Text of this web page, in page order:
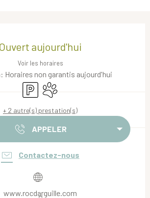
Ouvert aujourd'hui
Voir les horaires
Horaires non garantis aujourd'hui
ParkingAnimaux acceptés
+ 2 autre(s) prestation(s)
APPELER
Contactez-nous
www.rocdarguille.com